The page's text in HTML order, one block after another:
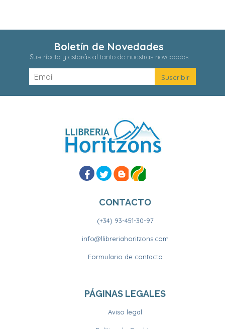
Boletín de Novedades
Suscríbete y estarás al tanto de nuestras novedades
CONTACTO
(+34) 93-451-30-97
info@llibreriahoritzons.com
Formulario de contacto
PÁGINAS LEGALES
Aviso legal